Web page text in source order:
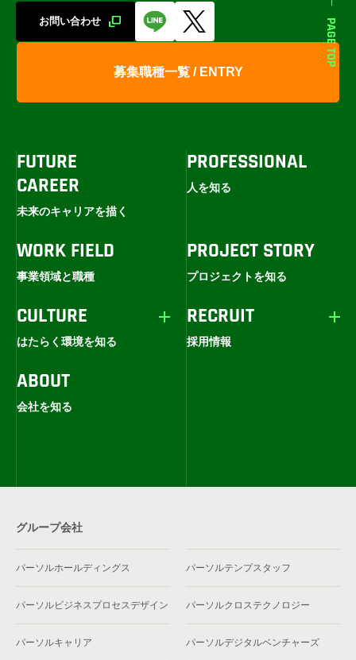
PAGE TOP
募集職種一覧 / ENTRY
お問い合わせ
FUTURE
CAREER
未来のキャリアを描く
PROFESSIONAL
人を知る
WORK FIELD
事業領域と職種
PROJECT STORY
プロジェクトを知る
CULTURE
はたらく環境を知る
RECRUIT
採用情報
ABOUT
会社を知る
グループ会社
パーソルホールディングス パーソルテンプスタッフ
パーソルビジネスプロセスデザイン パーソルクロステクノロジー
パーソルキャリア パーソルデジタルベンチャーズ